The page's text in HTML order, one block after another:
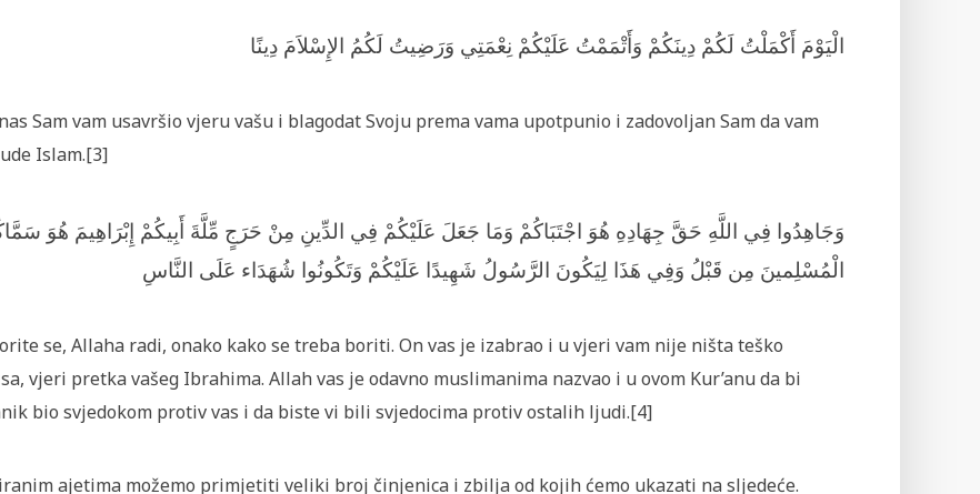
الْيَوْمَ أَكْمَلْتُ لَكُمْ دِينَكُمْ وَأَتْمَمْتُ عَلَيْكُمْ نِعْمَتِي وَرَضِيتُ لَكُمُ الإِسْلاَمَ دِينًا
Sam vam usavršio vjeru vašu i blagodat Svoju prema vama upotpunio i zadovoljan Sam da vam
Islam.[3]
وَجَاهِدُوا فِي اللَّهِ حَقَّ جِهَادِهِ هُوَ اجْتَبَاكُمْ وَمَا جَعَلَ عَلَيْكُمْ فِي الدِّينِ مِنْ حَرَجٍ مِّلَّةَ أَبِيكُمْ إِبْرَاهِيمَ هُوَ
الْمُسْلِمينَ مِن قَبْلُ وَفِي هَذَا لِيَكُونَ الرَّسُولُ شَهِيدًا عَلَيْكُمْ وَتَكُونُوا شُهَدَاء عَلَى النَّاسِ
se, Allaha radi, onako kako se treba boriti. On vas je izabrao i u vjeri vam nije ništa teško
vjeri pretka vašeg Ibrahima. Allah vas je odavno muslimanima nazvao i u ovom Kur’anu da bi
bio svjedokom protiv vas i da biste vi bili svjedocima protiv ostalih ljudi.[4]
ajetima možemo primjetiti veliki broj činjenica i zbilja od kojih ćemo ukazati na sljedeće.